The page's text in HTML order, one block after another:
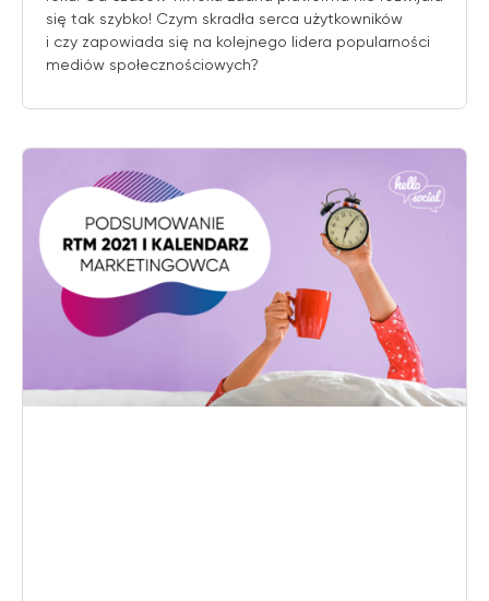
się tak szybko! Czym skradła serca użytkowników
i czy zapowiada się na kolejnego lidera popularności
mediów społecznościowych?